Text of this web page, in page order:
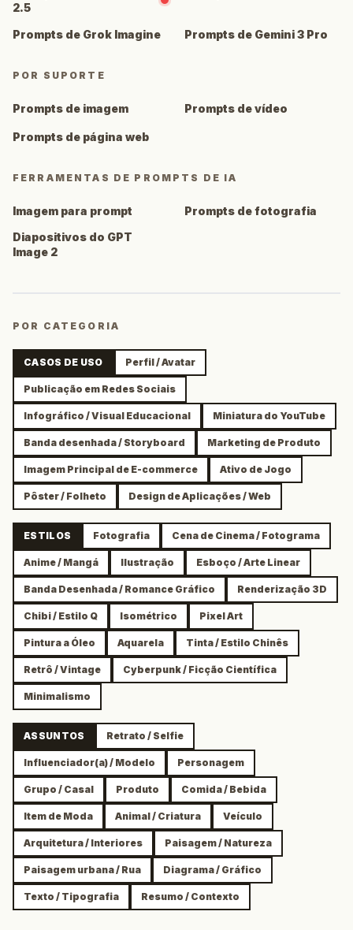
2.5
Prompts de Grok Imagine Prompts de Gemini 3 Pro
POR SUPORTE
Prompts de imagem Prompts de vídeo
Prompts de página web
FERRAMENTAS DE PROMPTS DE IA
Imagem para prompt
Prompts de fotografia
Diapositivos do GPT
Image 2
POR CATEGORIA
CASOS DE USO Perfil / Avatar
Publicação em Redes Sociais
Infográfico / Visual Educacional Miniatura do YouTube
Banda desenhada / Storyboard Marketing de Produto
Imagem Principal de E-commerce Ativo de Jogo
Pôster / Folheto Design de Aplicações / Web
ESTILOS Fotografia Cena de Cinema / Fotograma
Anime / Mangá Ilustração Esboço / Arte Linear
Banda Desenhada / Romance Gráfico Renderização 3D
Chibi / Estilo Q Isométrico Pixel Art
Pintura a Óleo Aquarela Tinta / Estilo Chinês
Retrô / Vintage Cyberpunk / Ficção Científica
Minimalismo
ASSUNTOS Retrato / Selfie
Influenciador(a) / Modelo Personagem
Grupo / Casal Produto Comida / Bebida
Item de Moda Animal / Criatura Veículo
Arquitetura / Interiores Paisagem / Natureza
Paisagem urbana / Rua Diagrama / Gráfico
Texto / Tipografia Resumo / Contexto